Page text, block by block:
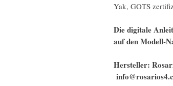
Yak, GOTS
Die digitale
auf den Modell-
Hersteller: